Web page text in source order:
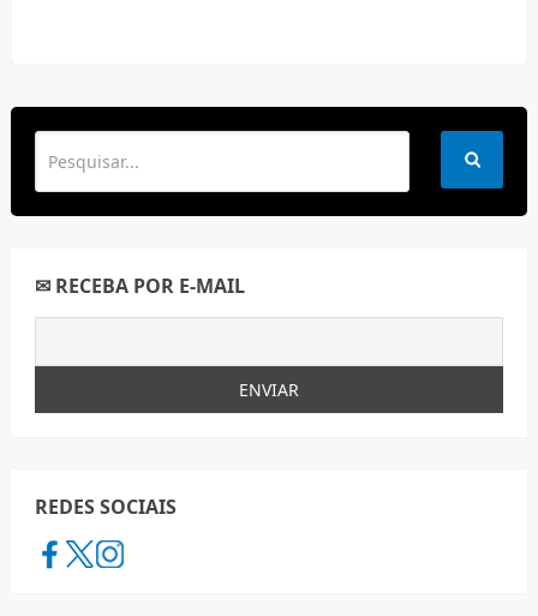
✉ RECEBA POR E-MAIL
REDES SOCIAIS